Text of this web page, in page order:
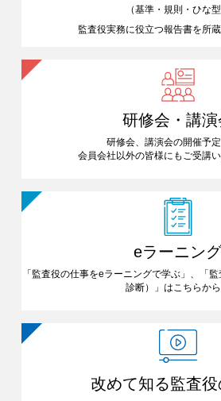
（基準・規則・ひな型
監査役実務に役立つ報告書を所
研修会・講演
研修会、講演会の開催予定
会員会社以外の皆様にも ご受講
eラーニン
「監査役の仕事をeラーニングで学ぶ」、「
診断）」はこちらから
改めて知る監査役